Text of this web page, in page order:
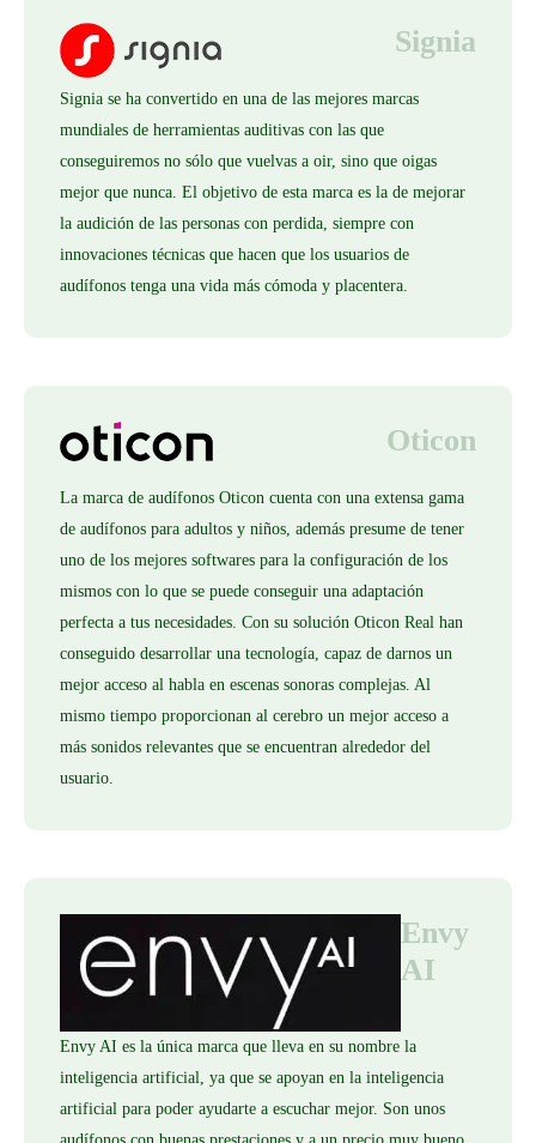
Signia
Signia se ha convertido en una de las mejores marcas
mundiales de herramientas auditivas con las que
conseguiremos no sólo que vuelvas a oir, sino que oigas
mejor que nunca. El objetivo de esta marca es la de mejorar
la audición de las personas con perdida, siempre con
innovaciones técnicas que hacen que los usuarios de
audífonos tenga una vida más cómoda y placentera.
Oticon
La marca de audífonos Oticon cuenta con una extensa gama
de audífonos para adultos y niños, además presume de tener
uno de los mejores softwares para la configuración de los
mismos con lo que se puede conseguir una adaptación
perfecta a tus necesidades. Con su solución Oticon Real han
conseguido desarrollar una tecnología, capaz de darnos un
mejor acceso al habla en escenas sonoras complejas. Al
mismo tiempo proporcionan al cerebro un mejor acceso a
más sonidos relevantes que se encuentran alrededor del
usuario.
Envy
AI
Envy AI es la única marca que lleva en su nombre la
inteligencia artificial, ya que se apoyan en la inteligencia
artificial para poder ayudarte a escuchar mejor. Son unos